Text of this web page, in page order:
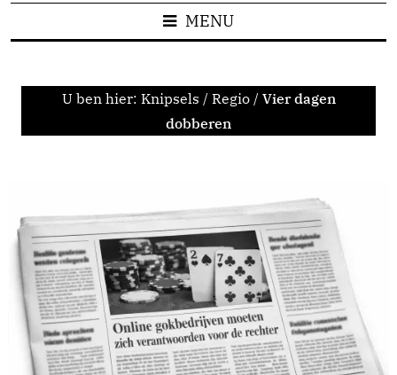
MENU
U ben hier: Knipsels / Regio / Vier dagen
dobberen